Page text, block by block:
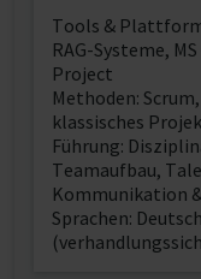
Tools &
RAG-Systeme,
Project
Methoden:
klassisches
Führung:
Teamaufbau,
Kommunikation
Sprachen: